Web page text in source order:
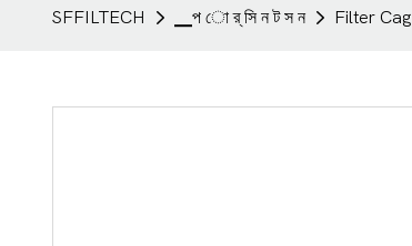
SFFILTECH ▁প ো র্ সি ন ট স ন Filter